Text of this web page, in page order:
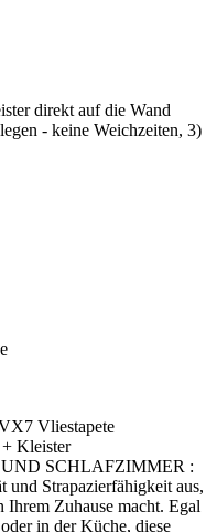
direkt auf die Wand
- keine Weichzeiten, 3)
Vliestapete
Kleister
SCHLAFZIMMER :
und Strapazierfähigkeit aus,
Ihrem Zuhause macht. Egal
in der Küche, diese